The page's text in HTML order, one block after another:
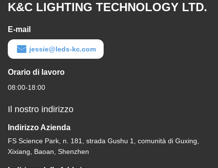
K&C LIGHTING TECHNOLOGY LTD.
E-mail
jessie@leds-kc.com
Orario di lavoro
08:00-18:00
Il nostro indirizzo
Indirizzo Azienda
FS Science Park, n. 181, strada Gushu 1, comunità di Guxing,
Xixiang, Baoan, Shenzhen